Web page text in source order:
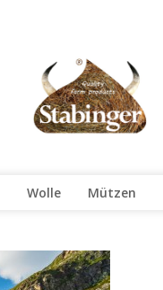
Wolle Mützen